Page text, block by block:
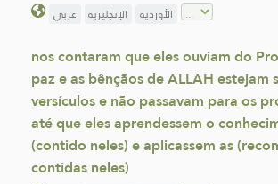
عربي الإنجليزية الأوردية
nos contaram que eles ouviam do
paz e as bênçãos de ALLAH estejam
versículos e não passavam para os
até que eles aprendessem o
(contido neles) e aplicassem as
contidas neles)